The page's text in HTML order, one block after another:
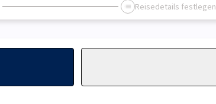
Reisedetails festlegen